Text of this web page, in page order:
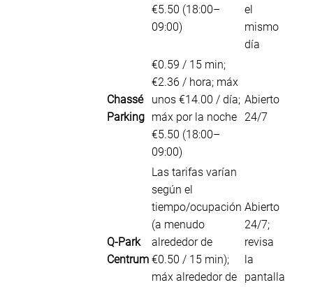
€5.50 (18:00–
09:00)
el
mismo
día
Chassé
Parking
€0.59 / 15 min;
€2.36 / hora; máx
unos €14.00 / día;
máx por la noche
€5.50 (18:00–
09:00)
Abierto
24/7
Q-Park
Centrum
Las tarifas varían
según el
tiempo/ocupación
(a menudo
alrededor de
€0.50 / 15 min);
máx alrededor de
Abierto
24/7;
revisa
la
pantalla